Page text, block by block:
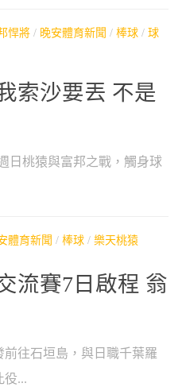
悍將 / 晚安體育新聞 / 棒球 / 球
索沙要丟 不是
日桃猿與富邦之戰，觸身球
體育新聞 / 棒球 / 樂天桃猿
流賽7日啟程 翁
往石垣島，與日職千葉羅
役...